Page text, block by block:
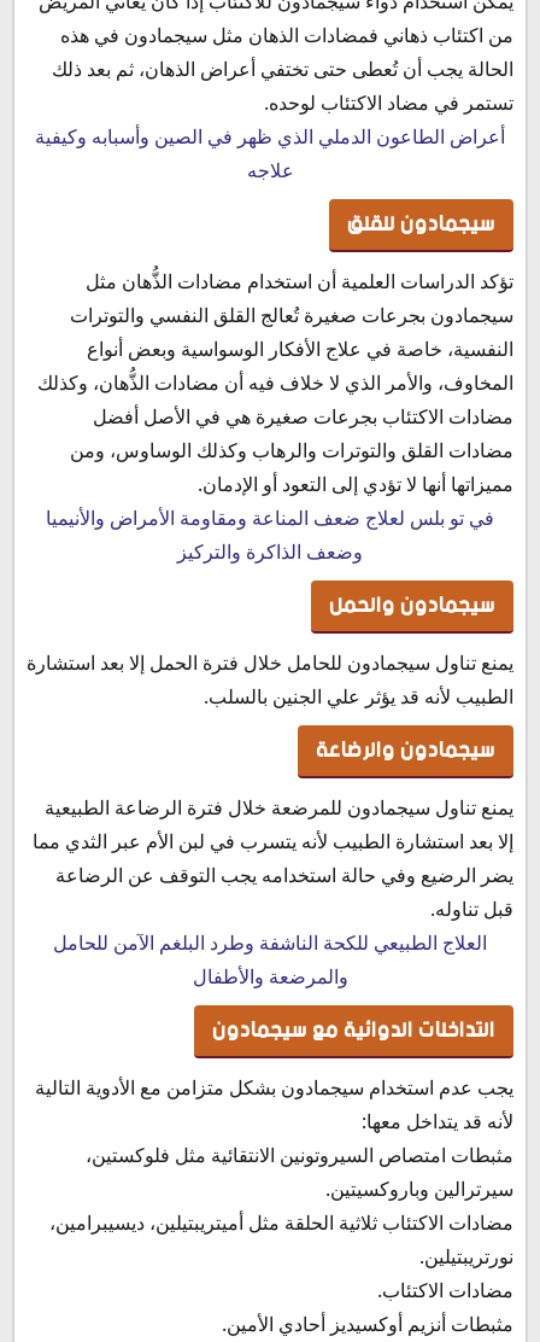
من اكتئاب ذهاني فمضادات الذهان مثل سيجمادون في هذه
الحالة يجب أن تُعطى حتى تختفي أعراض الذهان، ثم بعد ذلك
تستمر في مضاد الاكتئاب لوحده.
أعراض الطاعون الدملي الذي ظهر في الصين وأسبابه وكيفية
علاجه
سيجمادون للقلق
تؤكد الدراسات العلمية أن استخدام مضادات الذُّهان مثل
سيجمادون بجرعات صغيرة تُعالج القلق النفسي والتوترات
النفسية، خاصة في علاج الأفكار الوسواسية وبعض أنواع
المخاوف، والأمر الذي لا خلاف فيه أن مضادات الذُّهان، وكذلك
مضادات الاكتئاب بجرعات صغيرة هي في الأصل أفضل
مضادات القلق والتوترات والرهاب وكذلك الوساوس، ومن
مميزاتها أنها لا تؤدي إلى التعود أو الإدمان.
في تو بلس لعلاج ضعف المناعة ومقاومة الأمراض والأنيميا
وضعف الذاكرة والتركيز
سيجمادون والحمل
يمنع تناول سيجمادون للحامل خلال فترة الحمل إلا بعد استشارة
الطبيب لأنه قد يؤثر علي الجنين بالسلب.
سيجمادون والرضاعة
يمنع تناول سيجمادون للمرضعة خلال فترة الرضاعة الطبيعية
إلا بعد استشارة الطبيب لأنه يتسرب في لبن الأم عبر الثدي مما
يضر الرضيع وفي حالة استخدامه يجب التوقف عن الرضاعة
قبل تناوله.
العلاج الطبيعي للكحة الناشفة وطرد البلغم الآمن للحامل
والمرضعة والأطفال
التداخلات الدوائية مع سيجمادون
يجب عدم استخدام سيجمادون بشكل متزامن مع الأدوية التالية
لأنه قد يتداخل معها:
مثبطات امتصاص السيروتونين الانتقائية مثل فلوكستين،
سيرترالين وباروكسيتين.
مضادات الاكتئاب ثلاثية الحلقة مثل أميتريبتيلين، ديسيبرامين،
نورتريبتيلين.
مضادات الاكتئاب.
مثبطات أنزيم أوكسيديز أحادي الأمين.